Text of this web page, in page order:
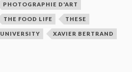
PHOTOGRAPHIE D'ART
THE FOOD LIFE THESE
UNIVERSITY XAVIER BERTRAND